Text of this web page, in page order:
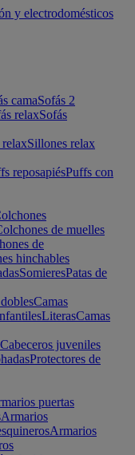
camaSofás 2
relaxSofás
Sillones relax
reposapiésPuffs con
de muelles
de
hinchables
SomieresPatas de
Camas
LiterasCamas
Cabeceros juveniles
Protectores de
puertas
Armarios
Armarios